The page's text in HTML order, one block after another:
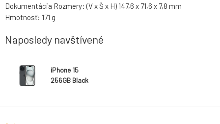
Dokumentácia Rozmery: (V x Š x H) 147,6 x 71,6 x 7,8 mm
Hmotnosť: 171 g
Naposledy navštívené
iPhone 15
256GB Black